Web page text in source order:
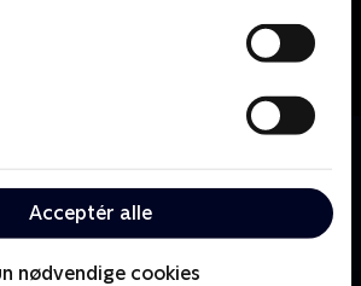
Acceptér alle
nødvendige cookies
af at have været Storbritanniens